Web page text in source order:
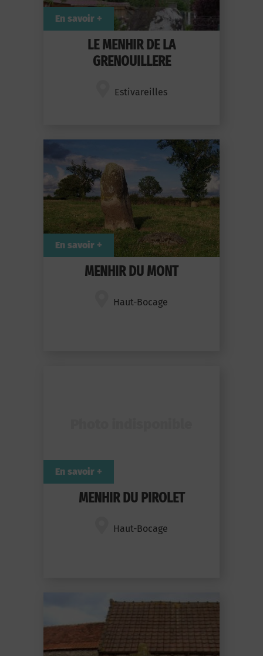
LE MENHIR DE LA
GRENOUILLERE
Estivareilles
En savoir +
MENHIR DU MONT
Haut-Bocage
En savoir +
MENHIR DU PIROLET
Haut-Bocage
En savoir +